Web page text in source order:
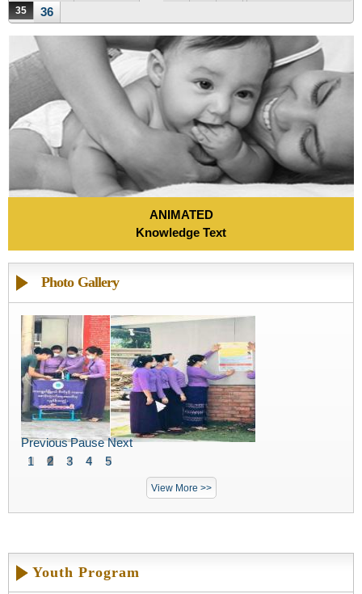
35 36
ANIMATED
Knowledge Text
Photo Gallery
PreviousPause Next
1
2 3 4 5
View More >>
Youth Program